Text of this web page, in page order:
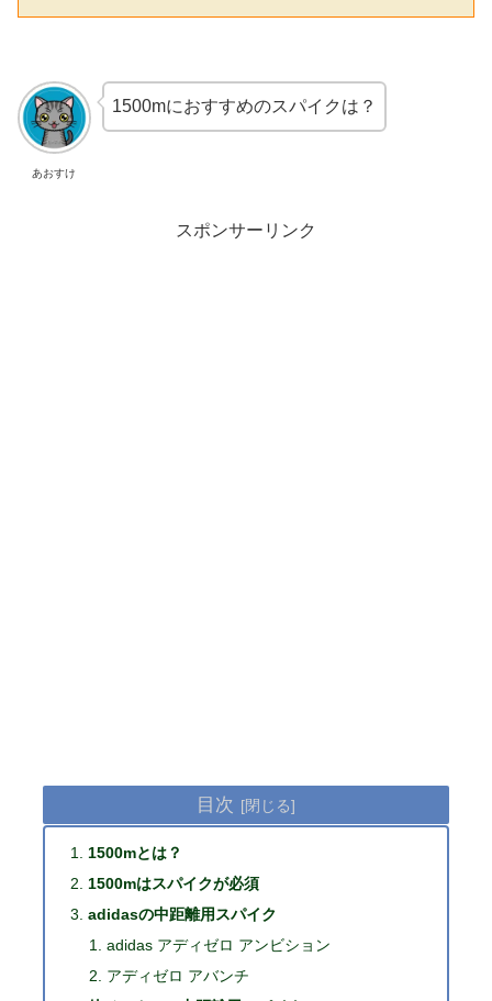
あおすけ
1500mにおすすめのスパイクは？
スポンサーリンク
目次
1500mとは？
1500mはスパイクが必須
adidasの中距離用スパイク
adidas アディゼロ アンビション
アディゼロ アバンチ